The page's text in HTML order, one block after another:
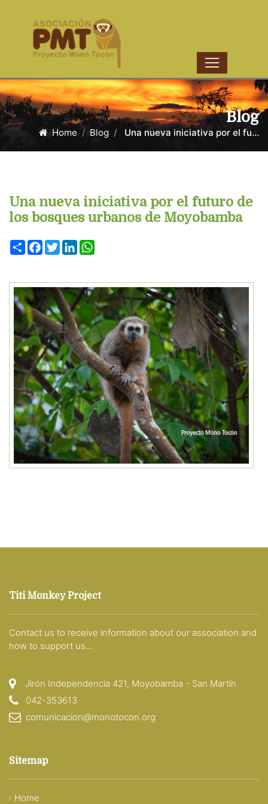
Blog
Home Blog Una nueva iniciativa por el fu...
Una nueva iniciativa por el futuro de
los bosques urbanos de Moyobamba
ShareFacebook
TwitterLinkedIn
Titi Monkey Project
Contact us to receive information about our association and
how to support us...
Jirón Independencia 421, Moyobamba - San Martín
042-353613
comunicacion@monotocon.org
Sitemap
Home